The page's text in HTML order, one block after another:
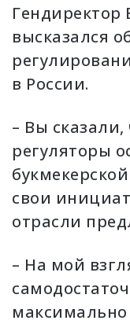
Гендиректор
высказался
в России.
– Вы
регуляторы
свои
отрасли
– На мой
максимально